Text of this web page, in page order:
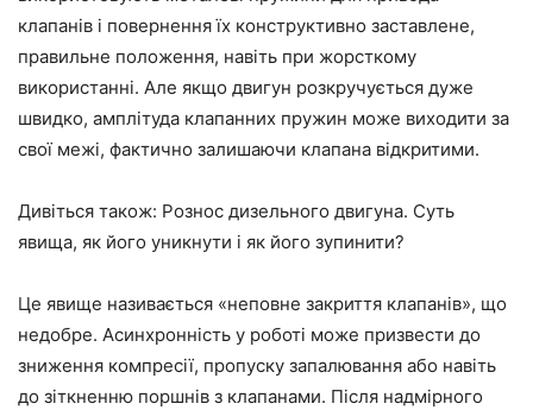
клапанів і повернення їх конструктивно заставлене,
правильне положення, навіть при жорсткому
використанні. Але якщо двигун розкручується дуже
швидко, амплітуда клапанних пружин може виходити за
свої межі, фактично залишаючи клапана відкритими.
Дивіться також: Рознос дизельного двигуна. Суть
явища, як його уникнути і як його зупинити?
Це явище називається «неповне закриття клапанів», що
недобре. Асинхронність у роботі може призвести до
зниження компресії, пропуску запалювання або навіть
до зіткненню поршнів з клапанами. Після надмірного